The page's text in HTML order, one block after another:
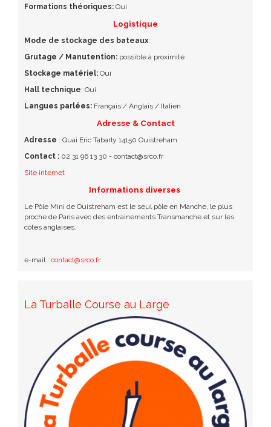
Formations théoriques: Oui
Logistique
Mode de stockage des bateaux:
Grutage / Manutention: possible à proximité
Stockage matériel: Oui
Hall technique: Oui
Langues parlées: Français / Anglais / Italien
Adresse & Contact
Adresse : Quai Eric Tabarly 14150 Ouistreham
Contact : 02 31 96 13 30 - contact@srco.fr
Site internet
Informations diverses
Le Pôle Mini de Ouistreham est le seul pôle en Manche, le plus
proche de Paris avec des entrainements Transmanche et sur les
côtes anglaises.
e-mail : contact@srco.fr
La Turballe Course au Large